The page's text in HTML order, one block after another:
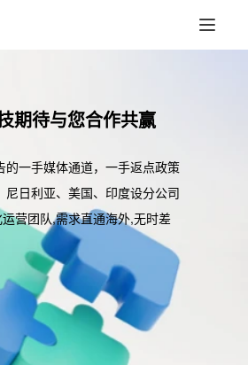
期待与您合作共赢
的一手媒体通道，一手返点政策
尼日利亚、美国、印度设分公司
营团队,需求直通海外,无时差